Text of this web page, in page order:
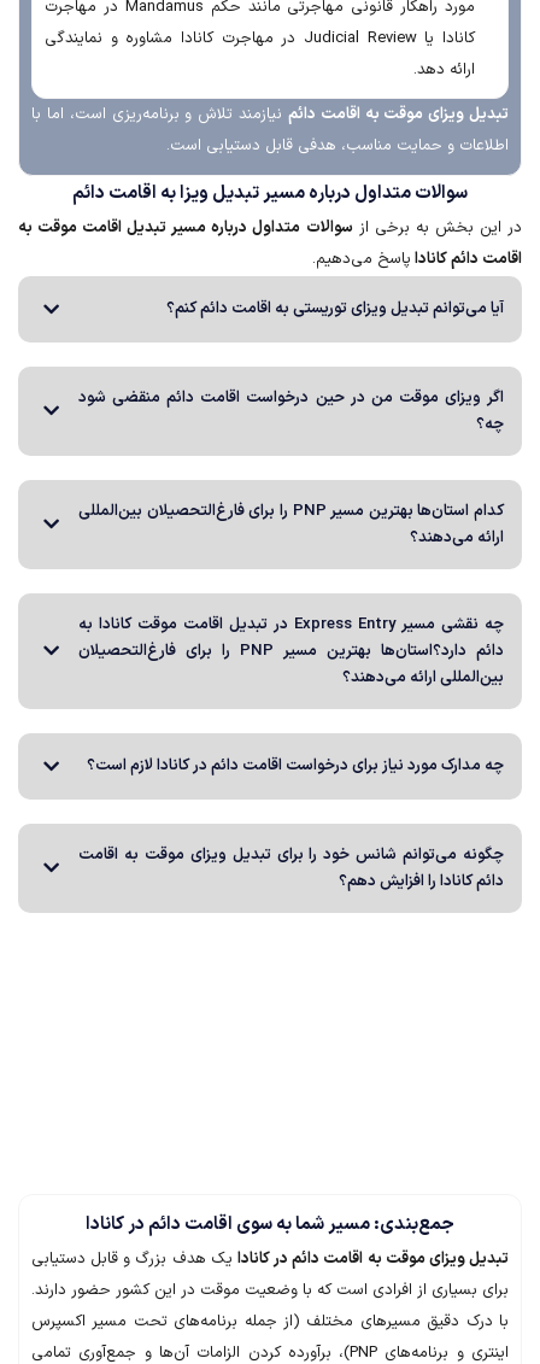
مورد راهکار قانونی مهاجرتی مانند حکم Mandamus در مهاجرت
کانادا یا Judicial Review در مهاجرت کانادا مشاوره و نمایندگی
ارائه دهد.
ویزای موقت به اقامت دائمنیازمند تلاش و برنامه‌ریزی است، اما با
و حمایت مناسب، هدفی قابل دستیابی است.
سوالات متداول درباره مسیر تبدیل ویزا به اقامت دائم
بخش به برخی از سوالات متداول درباره مسیر تبدیل اقامت موقت به
کاناداپاسخ می‌دهیم.
تبدیل ویزای توریستی به اقامت دائم کنم؟
ویزای موقت من در حین درخواست اقامت دائم منقضی شود
کدام استان‌ها بهترین مسیر PNP را برای فارغ‌التحصیلان بین‌المللی
می‌دهند؟
چه نقشی مسیر Express Entry در تبدیل اقامت موقت کانادا به
دائم دارد؟استان‌ها بهترین مسیر PNP را برای فارغ‌التحصیلان
ارائه می‌دهند؟
مورد نیاز برای درخواست اقامت دائم در کانادا لازم است؟
می‌توانم شانس خود را برای تبدیل ویزای موقت به اقامت
کانادا را افزایش دهم؟
جمع‌بندی: مسیر شما به سوی اقامت دائم در کانادا
ویزای موقت به اقامت دائم در کانادایک هدف بزرگ و قابل دستیابی
بسیاری از افرادی است که با وضعیت موقت در این کشور حضور دارند.
دقیق مسیرهای مختلف (از جمله برنامه‌های تحت مسیر اکسپرس
اینتری و برنامه‌های PNP)، برآورده کردن الزامات آن‌ها و جمع‌آوری تمامی